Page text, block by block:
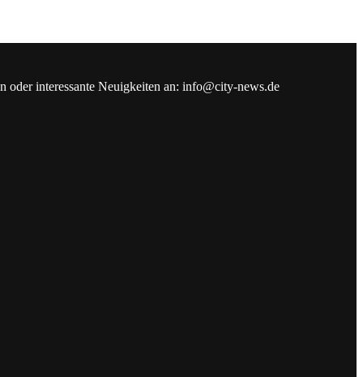
oder interessante Neuigkeiten an: info@city-news.de